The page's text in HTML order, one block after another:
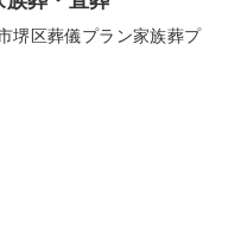
堺区葬儀プラン家族葬プ